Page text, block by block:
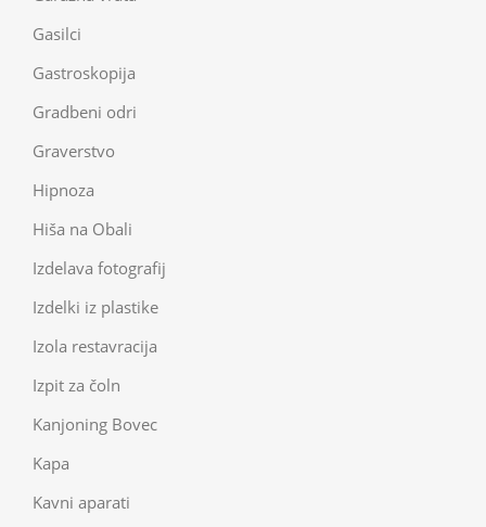
Gasilci
Gastroskopija
Gradbeni odri
Graverstvo
Hipnoza
Hiša na Obali
Izdelava fotografij
Izdelki iz plastike
Izola restavracija
Izpit za čoln
Kanjoning Bovec
Kapa
Kavni aparati